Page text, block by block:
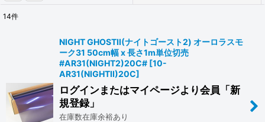
絞り込む
14件
NIGHT GHOSTII(ナイトゴースト2) オーロラスモ
ーク31 50cm幅 x 長さ1m単位切売
#AR31(NIGHT2)20C# [10-
AR31(NIGHTII)20C]
ログインまたはマイページより会員「新
規登録」
在庫数在庫余裕あり